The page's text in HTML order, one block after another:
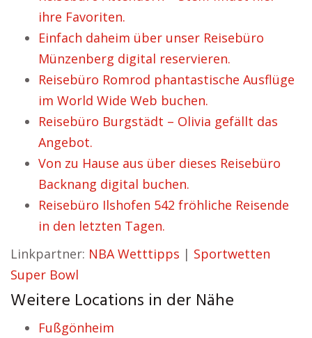
ihre Favoriten.
Einfach daheim über unser Reisebüro
Münzenberg digital reservieren.
Reisebüro Romrod phantastische Ausflüge
im World Wide Web buchen.
Reisebüro Burgstädt – Olivia gefällt das
Angebot.
Von zu Hause aus über dieses Reisebüro
Backnang digital buchen.
Reisebüro Ilshofen 542 fröhliche Reisende
in den letzten Tagen.
Linkpartner: NBA Wetttipps | Sportwetten
Super Bowl
Weitere Locations in der Nähe
Fußgönheim